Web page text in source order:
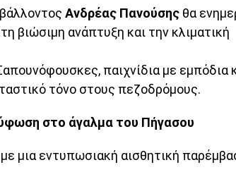
Ανδρέας Πανούσης θα
βιώσιμη ανάπτυξη και την κλιματική
παιχνίδια με εμπόδια
τόνο στους πεζοδρόμους.
στο άγαλμα του Πήγασου
μια εντυπωσιακή αισθητική